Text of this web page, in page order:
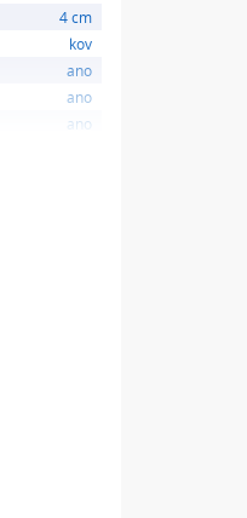
4 cm
kov
ano
ano
ano